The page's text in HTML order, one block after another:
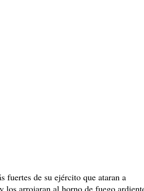
fuertes de su ejército que ataran a